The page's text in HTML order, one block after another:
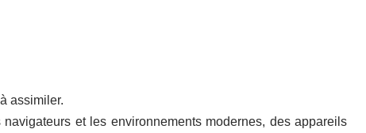
assimiler.
et les environnements modernes, des appareils